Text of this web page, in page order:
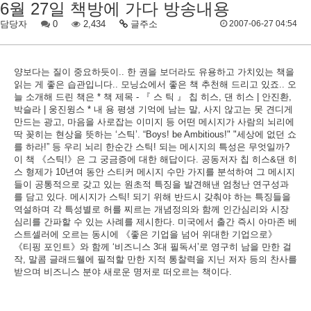
6월 27일 책방에 가다 방송내용
담당자 0 2,434 글주소 2007-06-27 04:54
양보다는 질이 중요하듯이.. 한 권을 보더라도 유용하고 가치있는 책을
읽는 게 좋은 습관입니다.. 모닝쇼에서 좋은 책 추천해 드리고 있죠.. 오
늘 소개해 드린 책은 * 책 제목 - 『 스 틱 』 칩 히스, 댄 히스 | 안진환,
박슬라 | 웅진윙스 * 내 용 평생 기억에 남는 말, 사지 않고는 못 견디게
만드는 광고, 마음을 사로잡는 이미지 등 어떤 메시지가 사람의 뇌리에
딱 꽂히는 현상을 뜻하는 ‘스틱’. “Boys! be Ambitious!" "세상에 없던 쇼
를 하라!” 등 우리 뇌리 한순간 스틱! 되는 메시지의 특성은 무엇일까?
이 책 《스틱!》은 그 궁금증에 대한 해답이다. 공동저자 칩 히스&댄 히
스 형제가 10년여 동안 스티커 메시지 수만 가지를 분석하여 그 메시지
들이 공통적으로 갖고 있는 원초적 특징을 발견해낸 엄청난 연구성과
를 담고 있다. 메시지가 스틱! 되기 위해 반드시 갖춰야 하는 특징들을
역설하며 각 특성별로 허를 찌르는 개념정의와 함께 인간심리와 시장
심리를 간파할 수 있는 사례를 제시한다. 미국에서 출간 즉시 아마존 베
스트셀러에 오르는 동시에 《좋은 기업을 넘어 위대한 기업으로》
《티핑 포인트》와 함께 ‘비즈니스 3대 필독서’로 영구히 남을 만한 걸
작, 말콤 글래드웰에 필적할 만한 지적 통찰력을 지닌 저자 등의 찬사를
받으며 비즈니스 분야 새로운 명저로 떠오르는 책이다.